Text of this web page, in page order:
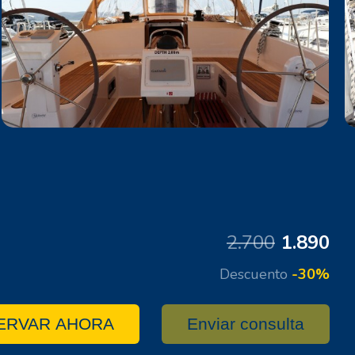
2.700 1.890
Descuento -30%
AHORA Enviar consulta